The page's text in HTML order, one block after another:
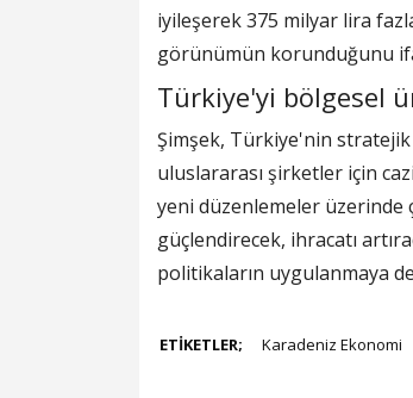
iyileşerek 375 milyar lira
görünümün korunduğunu
Türkiye'yi bölgesel
Şimşek, Türkiye'nin stratejik
uluslararası şirketler için
yeni düzenlemeler üzerinde
güçlendirecek, ihracatı
politikaların uygulanmaya
ETİKETLER; Karadeniz Ekonomi